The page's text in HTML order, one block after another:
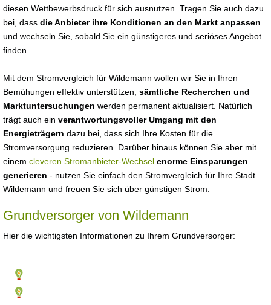
diesen Wettbewerbsdruck für sich ausnutzen. Tragen Sie auch dazu
bei, dass die Anbieter ihre Konditionen an den Markt anpassen
und wechseln Sie, sobald Sie ein günstigeres und seriöses Angebot
finden.
Mit dem Stromvergleich für Wildemann wollen wir Sie in Ihren
Bemühungen effektiv unterstützen, sämtliche Recherchen und
Marktuntersuchungen werden permanent aktualisiert. Natürlich
trägt auch ein verantwortungsvoller Umgang mit den
Energieträgern dazu bei, dass sich Ihre Kosten für die
Stromversorgung reduzieren. Darüber hinaus können Sie aber mit
einem cleveren Stromanbieter-Wechsel enorme Einsparungen
generieren - nutzen Sie einfach den Stromvergleich für Ihre Stadt
Wildemann und freuen Sie sich über günstigen Strom.
Grundversorger von Wildemann
Hier die wichtigsten Informationen zu Ihrem Grundversorger: